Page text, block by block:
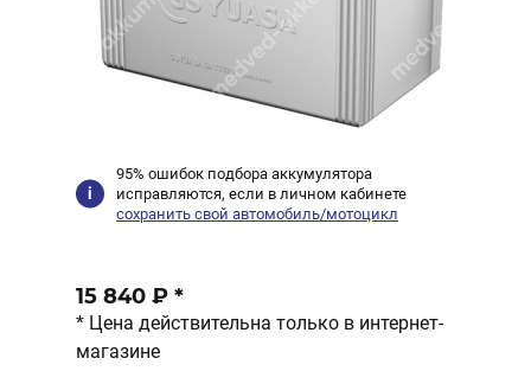
95% ошибок подбора аккумулятора
исправляются, если в личном кабинете
сохранить свой автомобиль/мотоцикл
15 840 ₽ *
* Цена действительна только в интернет-
магазине